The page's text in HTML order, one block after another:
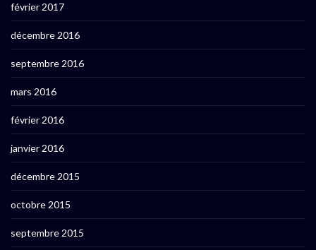
février 2017
décembre 2016
septembre 2016
mars 2016
février 2016
janvier 2016
décembre 2015
octobre 2015
septembre 2015